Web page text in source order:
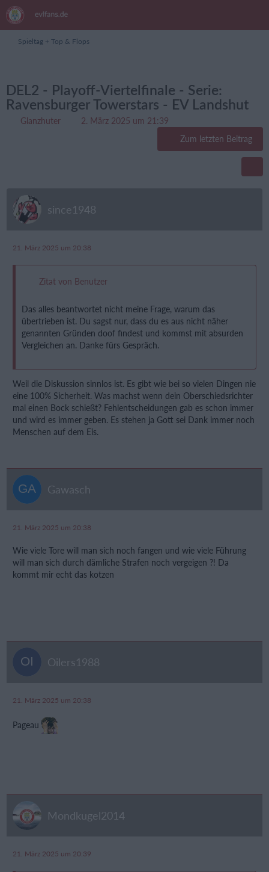
Spieltag + Top & Flops
DEL2 - Playoff-Viertelfinale - Serie:
Ravensburger Towerstars - EV Landshut
Glanzhuter
2. März 2025 um 21:39
Zum letzten Beitrag
since1948
21. März 2025 um 20:38
Zitat von Benutzer
Das alles beantwortet nicht meine Frage, warum das
übertrieben ist. Du sagst nur, dass du es aus nicht näher
genannten Gründen doof findest und kommst mit absurden
Vergleichen an. Danke fürs Gespräch.
Weil die Diskussion sinnlos ist. Es gibt wie bei so vielen Dingen nie
eine 100% Sicherheit. Was machst wenn dein Oberschiedsrichter
mal einen Bock schießt? Fehlentscheidungen gab es schon immer
und wird es immer geben. Es stehen ja Gott sei Dank immer noch
Menschen auf dem Eis.
Gawasch
21. März 2025 um 20:38
Wie viele Tore will man sich noch fangen und wie viele Führung
will man sich durch dämliche Strafen noch vergeigen ?! Da
kommt mir echt das kotzen
Oilers1988
21. März 2025 um 20:38
Pageau
Mondkugel2014
21. März 2025 um 20:39